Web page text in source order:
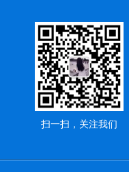
扫一扫，关注我们